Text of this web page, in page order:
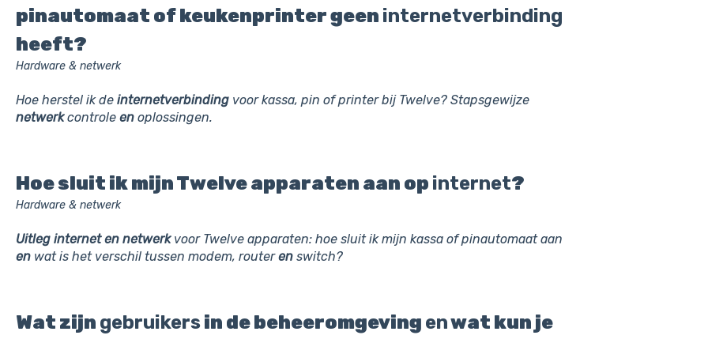
pinautomaat of keukenprinter geen internetverbinding
heeft?
Hardware & netwerk
Hoe herstel ik de internetverbindingvoor kassa, pin of printer bij Twelve? Stapsgewijze
netwerkcontrole enoplossingen.
Hoe sluit ik mijn Twelve apparaten aan op internet?
Hardware & netwerk
Uitleg internet en netwerkvoor Twelve apparaten: hoe sluit ik mijn kassa of pinautomaat aan
enwat is het verschil tussen modem, routerenswitch?
Wat zijn gebruikersin de beheeromgeving enwat kun je